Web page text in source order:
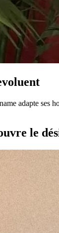
adapte ses
le